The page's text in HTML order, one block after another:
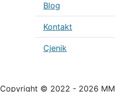
Blog
Kontakt
Cjenik
Copyright © 2022 - 2026